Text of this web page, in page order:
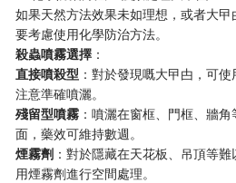
如果天然方法效果未如理想，或者大
要考慮使用化學防治方法。
​殺蟲噴霧選擇​ ​：
​直接噴殺型​ ：對於發現嘅大曱甴，可
注意準確噴灑。
​殘留型噴霧​ ：噴灑在窗框、門框、牆
面，藥效可維持數週。
​煙霧劑​ ：對於隱藏在天花板、吊頂等
用煙霧劑進行空間處理。